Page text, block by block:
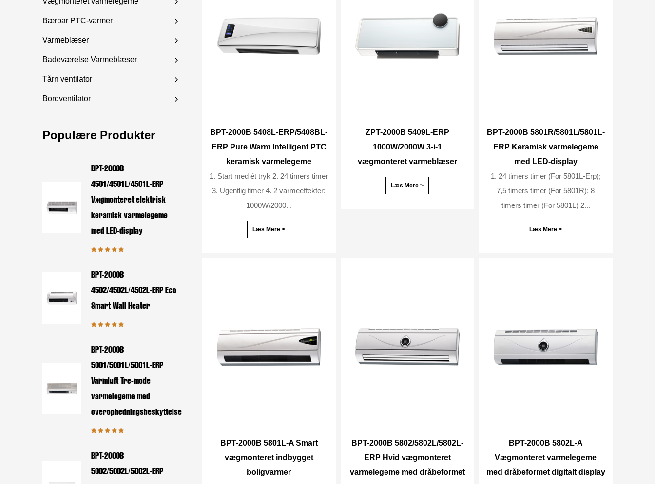
Bærbar PTC-varmer
Varmeblæser
Badeværelse Varmeblæser
Tårn ventilator
Bordventilator
Populære Produkter
BPT-2000B
4501/4501L/4501L-ERP
Vægmonteret elektrisk
keramisk varmelegeme
med LED-display
BPT-2000B
4502/4502L/4502L-ERP Eco
Smart Wall Heater
BPT-2000B
5001/5001L/5001L-ERP
Varmluft Tre-mode
varmelegeme med
overophedningsbeskyttelse
BPT-2000B
5002/5002L/5002L-ERP
BPT-2000B 5408L-ERP/5408BL-
ERP Pure Warm Intelligent PTC
keramisk varmelegeme
1. Start med ét tryk 2. 24 timers timer
3. Ugentlig timer 4. 2 varmeeffekter:
1000W/2000...
Læs Mere >
ZPT-2000B 5409L-ERP
1000W/2000W 3-i-1
vægmonteret varmeblæser
Læs Mere >
BPT-2000B 5801R/5801L/5801L-
ERP Keramisk varmelegeme
med LED-display
1. 24 timers timer (For 5801L-Erp);
7,5 timers timer (For 5801R); 8
timers timer (For 5801L) 2...
Læs Mere >
BPT-2000B 5801L-A Smart
vægmonteret indbygget
boligvarmer
BPT-2000B 5802/5802L/5802L-
ERP Hvid vægmonteret
varmelegeme med dråbeformet
BPT-2000B 5802L-A
Vægmonteret varmelegeme
med dråbeformet digitalt display